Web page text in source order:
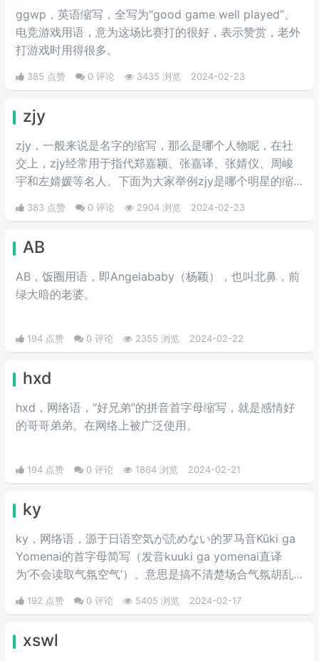
ggwp，英‌‌‌‌‌‌‌‌‌‌‌语缩写，全写为“good game well played”。
电竞游戏用语，意为这场比赛打的很好，表示赞赏，老外
打游戏时用得很多。
385 点赞 0 评论 3435 浏览 2024-02-23
zjy
zjy，一般来说是名字的缩写，那么是哪个人物呢，在社
交上，zjy经常用于指代郑嘉颖、张嘉译、张婧仪、周峻
宇和左婧媛等名人。下面为大家举例zjy是哪个明星的缩
383 点赞 0 评论 2904 浏览 2024-02-23
AB
AB，饭圈用语，即Angelababy（杨颖），也叫北鼻，前
绿大暗的老婆。​
194 点赞 0 评论 2355 浏览 2024-02-22
hxd
hxd，网络语，“好兄弟”的拼音首字母缩写，就是感情好
的哥哥弟弟。在网络上被广泛使用。
194 点赞 0 评论 1864 浏览 2024-02-21
ky
ky，网络语，源于日语空気が読めない的罗马音Kūki ga
Yomenai的首字母简写（发音kuuki ga yomenai直译
为‘不会读取气氛空气’）。意思是搞不清楚场合气氛胡乱
发言而扫了大家兴致的行为。
192 点赞 0 评论 5405 浏览 2024-02-17
xswl